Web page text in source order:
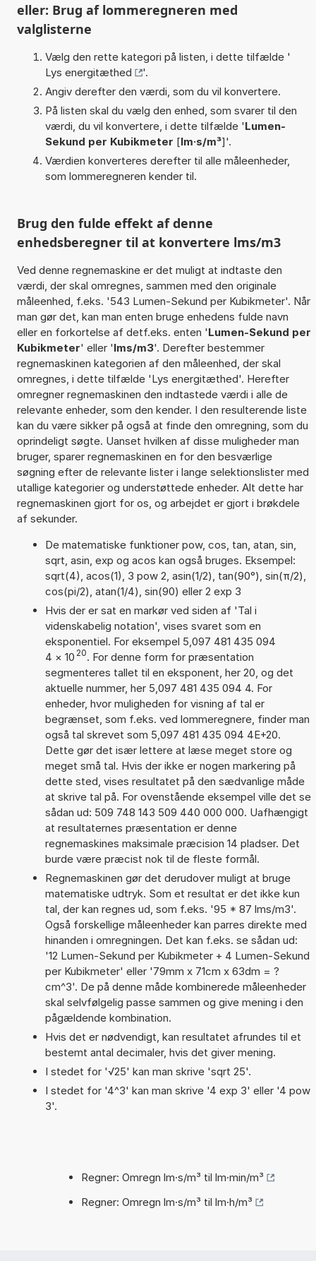
eller: Brug af lommeregneren med
valglisterne
Vælg den rette kategori på listen, i dette tilfælde '
Lys energitæthed
'.
Angiv derefter den værdi, som du vil konvertere.
På listen skal du vælg den enhed, som svarer til den
værdi, du vil konvertere, i dette tilfælde 'Lumen-
Sekund per Kubikmeter [lm·s/m³]'.
Værdien konverteres derefter til alle måleenheder,
som lommeregneren kender til.
Brug den fulde effekt af denne
enhedsberegner til at konvertere lms/m3
Ved denne regnemaskine er det muligt at indtaste den
værdi, der skal omregnes, sammen med den originale
måleenhed, f.eks. '543 Lumen-Sekund per Kubikmeter'. Når
man gør det, kan man enten bruge enhedens fulde navn
eller en forkortelse af detf.eks. enten 'Lumen-Sekund per
Kubikmeter' eller 'lms/m3'. Derefter bestemmer
regnemaskinen kategorien af den måleenhed, der skal
omregnes, i dette tilfælde 'Lys energitæthed'. Herefter
omregner regnemaskinen den indtastede værdi i alle de
relevante enheder, som den kender. I den resulterende liste
kan du være sikker på også at finde den omregning, som du
oprindeligt søgte. Uanset hvilken af disse muligheder man
bruger, sparer regnemaskinen en for den besværlige
søgning efter de relevante lister i lange selektionslister med
utallige kategorier og understøttede enheder. Alt dette har
regnemaskinen gjort for os, og arbejdet er gjort i brøkdele
af sekunder.
De matematiske funktioner pow, cos, tan, atan, sin,
sqrt, asin, exp og acos kan også bruges. Eksempel:
sqrt(4), acos(1), 3 pow 2, asin(1/2), tan(90°), sin(π/2),
cos(pi/2), atan(1/4), sin(90) eller 2 exp 3
Hvis der er sat en markør ved siden af 'Tal i
videnskabelig notation', vises svaret som en
eksponentiel. For eksempel 5,097 481 435 094
4 × 10 20. For denne form for præsentation
segmenteres tallet til en eksponent, her 20, og det
aktuelle nummer, her 5,097 481 435 094 4. For
enheder, hvor muligheden for visning af tal er
begrænset, som f.eks. ved lommeregnere, finder man
også tal skrevet som 5,097 481 435 094 4E+20.
Dette gør det især lettere at læse meget store og
meget små tal. Hvis der ikke er nogen markering på
dette sted, vises resultatet på den sædvanlige måde
at skrive tal på. For ovenstående eksempel ville det se
sådan ud: 509 748 143 509 440 000 000. Uafhængigt
at resultaternes præsentation er denne
regnemaskines maksimale præcision 14 pladser. Det
burde være præcist nok til de fleste formål.
Regnemaskinen gør det derudover muligt at bruge
matematiske udtryk. Som et resultat er det ikke kun
tal, der kan regnes ud, som f.eks. '95 * 87 lms/m3'.
Også forskellige måleenheder kan parres direkte med
hinanden i omregningen. Det kan f.eks. se sådan ud:
'12 Lumen-Sekund per Kubikmeter + 4 Lumen-Sekund
per Kubikmeter' eller '79mm x 71cm x 63dm = ?
cm^3'. De på denne måde kombinerede måleenheder
skal selvfølgelig passe sammen og give mening i den
pågældende kombination.
Hvis det er nødvendigt, kan resultatet afrundes til et
bestemt antal decimaler, hvis det giver mening.
I stedet for '√25' kan man skrive 'sqrt 25'.
I stedet for '4^3' kan man skrive '4 exp 3' eller '4 pow
3'.
Regner: Omregn lm·s/m³ til lm·min/m³
Regner: Omregn lm·s/m³ til lm·h/m³